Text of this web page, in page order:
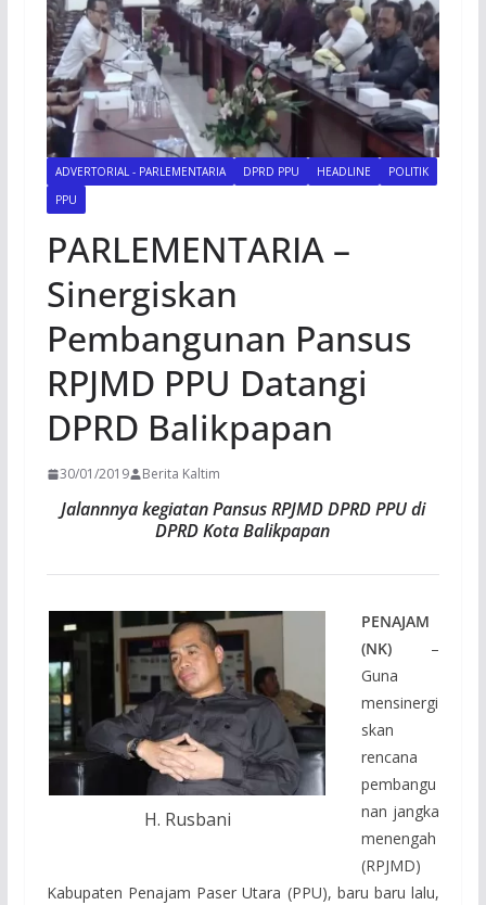
ADVERTORIAL - PARLEMENTARIA DPRD PPU HEADLINE
POLITIK
PPU
PARLEMENTARIA –
Sinergiskan
Pembangunan Pansus
RPJMD PPU Datangi
DPRD Balikpapan
30/01/2019 Berita Kaltim
Jalannnya kegiatan Pansus RPJMD DPRD PPU di
DPRD Kota Balikpapan
H. Rusbani
PENAJAM
(NK)–
Guna
mensinergi
skan
rencana
pembangu
nan jangka
menengah
(RPJMD)
Kabupaten Penajam Paser Utara (PPU), baru baru lalu,